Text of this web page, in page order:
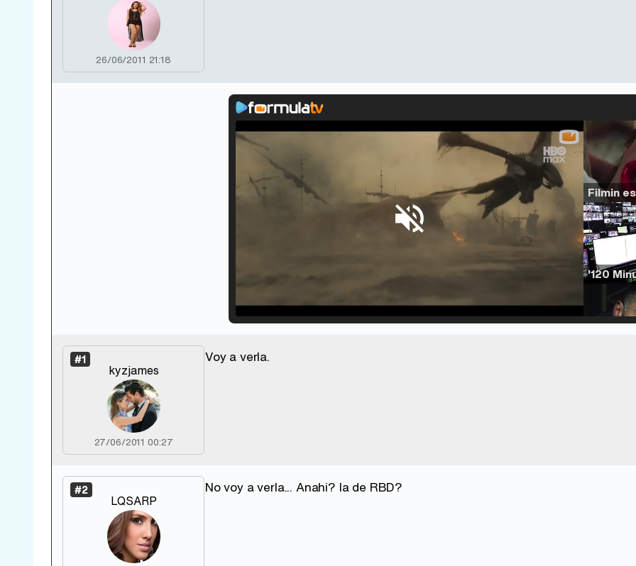
26/06/2011 21:18
Unmute /
#1
kyzjames
27/06/2011 00:27
Voy a verla.
#2
LQSARP
No voy a verla... Anahi? la de RBD?